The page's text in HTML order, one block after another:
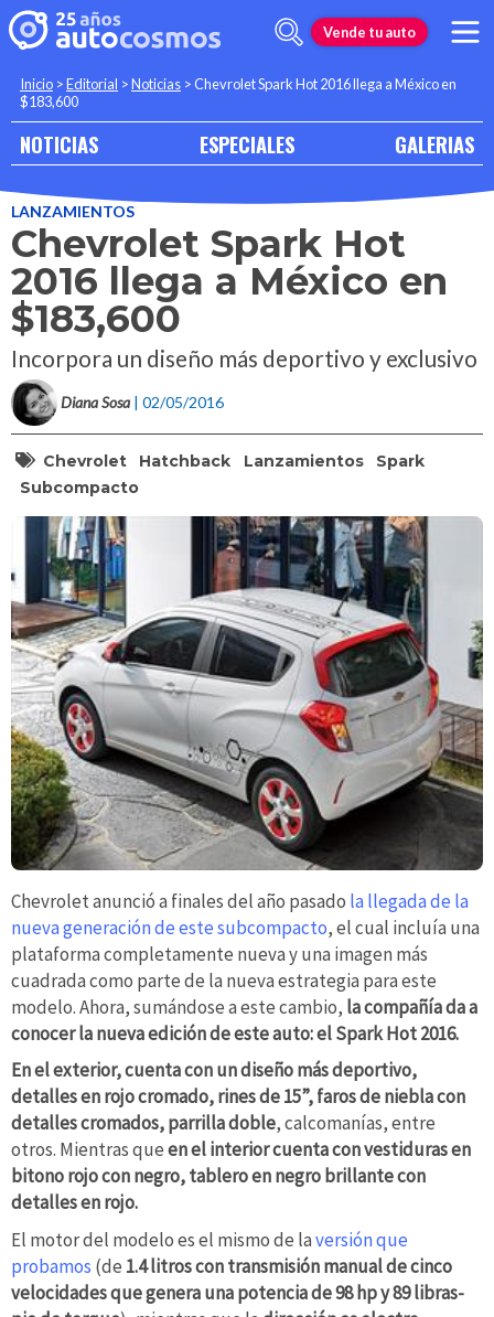
Vende tu auto
Inicio >Editorial >Noticias >Chevrolet Spark Hot 2016 llega a México en
$183,600
NOTICIAS ESPECIALES GALERIAS
LANZAMIENTOS
Chevrolet Spark Hot
2016 llega a México en
$183,600
Incorpora un diseño más deportivo y exclusivo
Diana Sosa | 02/05/2016
Chevrolet Hatchback Lanzamientos
Spark
Subcompacto
Chevrolet anunció a finales del año pasado la llegada de la
nueva generación de este subcompacto, el cual incluía una
plataforma completamente nueva y una imagen más
cuadrada como parte de la nueva estrategia para este
modelo. Ahora, sumándose a este cambio, la compañía da a
conocer la nueva edición de este auto: el Spark Hot 2016.
En el exterior, cuenta con un diseño más deportivo,
detalles en rojo cromado, rines de 15”, faros de niebla con
detalles cromados, parrilla doble, calcomanías, entre
otros. Mientras queen el interior cuenta con vestiduras en
bitono rojo con negro, tablero en negro brillante con
detalles en rojo.
El motor del modelo es el mismo de laversión que
probamos (de 1.4 litros con transmisión manual de cinco
velocidades que genera una potencia de 98 hp y 89 libras-